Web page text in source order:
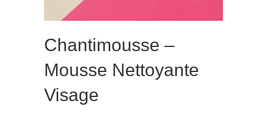
Chantimousse –
Mousse Nettoyante
Visage